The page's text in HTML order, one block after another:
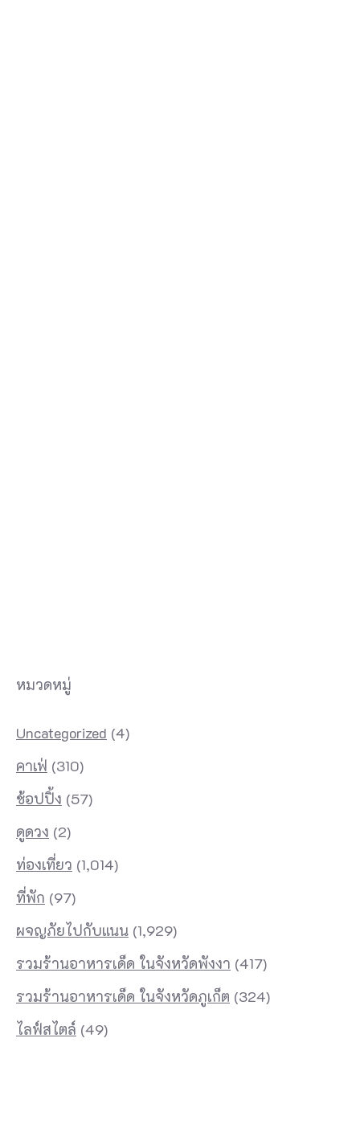
หมวดหมู่
Uncategorized (4)
คาเฟ่ (310)
ช้อปปิ้ง (57)
ดูดวง (2)
ท่องเที่ยว (1,014)
ที่พัก (97)
ผจญภัยไปกับแนน (1,929)
รวมร้านอาหารเด็ด ในจังหวัดพังงา (417)
รวมร้านอาหารเด็ด ในจังหวัดภูเก็ต (324)
ไลฟ์สไตล์ (49)